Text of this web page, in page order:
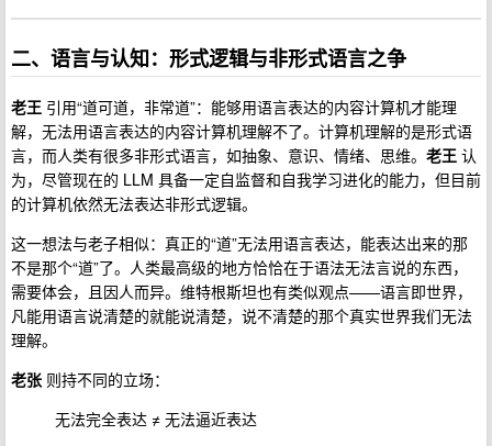
二、语言与认知：形式逻辑与非形式语言之争
老王 引用“道可道，非常道”：能够用语言表达的内容计算机才能理
解，无法用语言表达的内容计算机理解不了。计算机理解的是形式语
言，而人类有很多非形式语言，如抽象、意识、情绪、思维。 老王 认
为，尽管现在的 LLM 具备一定自监督和自我学习进化的能力，但目前
的计算机依然无法表达非形式逻辑。
这一想法与老子相似：真正的“道”无法用语言表达，能表达出来的那
不是那个“道”了。人类最高级的地方恰恰在于语法无法言说的东西，
需要体会，且因人而异。维特根斯坦也有类似观点——语言即世界，
凡能用语言说清楚的就能说清楚，说不清楚的那个真实世界我们无法
理解。
老张 则持不同的立场：
无法完全表达 ≠ 无法逼近表达